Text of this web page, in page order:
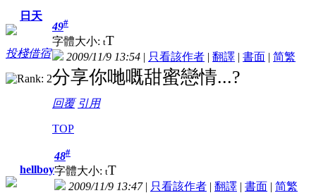
日天
投棧借宿
49#
字體大小: tT
2009/11/9 13:54 | 只看該作者 | 翻譯 | 書面 | 简繁
分享你哋嘅甜蜜戀情...?
回覆 引用
TOP
hellboy
48#
字體大小: tT
2009/11/9 13:47| 只看該作者 | 翻譯 | 書面 | 简繁